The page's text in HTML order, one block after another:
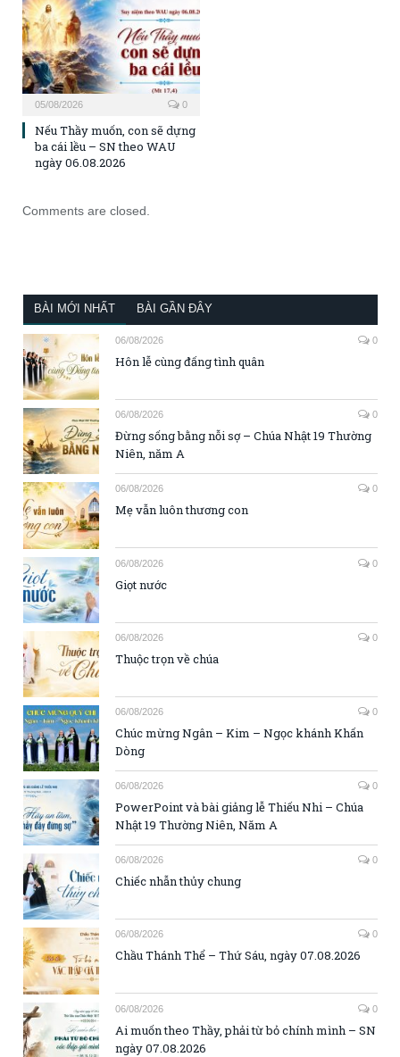
05/08/2026 0
Nếu Thầy muốn, con sẽ dựng
ba cái lều – SN theo WAU
ngày 06.08.2026
Comments are closed.
BÀI MỚI NHẤT BÀI GẦN ĐÂY
06/08/2026 0
Hôn lễ cùng đấng tình quân
06/08/2026 0
Đừng sống bằng nỗi sợ – Chúa Nhật 19 Thường
Niên, năm A
06/08/2026 0
Mẹ vẫn luôn thương con
06/08/2026 0
Giọt nước
06/08/2026 0
Thuộc trọn về chúa
06/08/2026 0
Chúc mừng Ngân – Kim – Ngọc khánh Khấn
Dòng
06/08/2026 0
PowerPoint và bài giảng lễ Thiếu Nhi – Chúa
Nhật 19 Thường Niên, Năm A
06/08/2026 0
Chiếc nhẫn thủy chung
06/08/2026 0
Chầu Thánh Thể – Thứ Sáu, ngày 07.08.2026
06/08/2026 0
Ai muốn theo Thầy, phải từ bỏ chính mình – SN
ngày 07.08.2026